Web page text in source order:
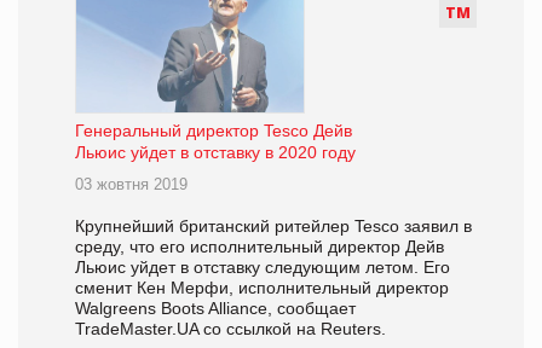
ТМ
Генеральный директор Tesco Дейв
Льюис уйдет в отставку в 2020 году
03 жовтня 2019
Крупнейший британский ритейлер Tesco заявил в
среду, что его исполнительный директор Дейв
Льюис уйдет в отставку следующим летом. Его
сменит Кен Мерфи, исполнительный директор
Walgreens Boots Alliance, сообщает
TradeMaster.UA со ссылкой на Reuters.